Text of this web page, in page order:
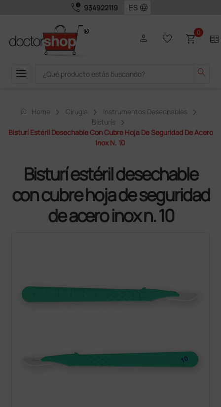
call_quality 934922119 language
menu search
person favorite_border shopping_cart0 two_pager
home Home Cirugía
Instrumentos Desechables
Bisturís
Bisturí Estéril Desechable Con Cubre Hoja De Seguridad De Acero
Inox N. 10
Bisturí estéril desechable
con cubre hoja de seguridad
de acero inox n. 10